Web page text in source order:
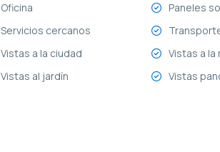
Oficina
Paneles
Servicios cercanos
Vistas a la ciudad
Vistas a la
Vistas al jardín
Vistas